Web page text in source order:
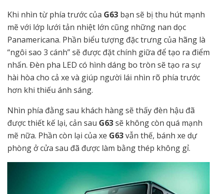
Khi nhìn từ phía trước của G63 bạn sẽ bị thu hút mạnh
mẽ với lớp lưới tản nhiệt lớn cũng những nan dọc
Panamericana. Phần biểu tượng đặc trưng của hãng là
“ngôi sao 3 cánh” sẽ được đặt chính giữa để tạo ra điểm
nhấn. Đèn pha LED có hình dáng bo tròn sẽ tạo ra sự
hài hòa cho cả xe và giúp người lái nhìn rõ phía trước
hơn khi thiếu ánh sáng.
Nhìn phía đằng sau khách hàng sẽ thấy đèn hậu đã
được thiết kế lại, cản sau G63sẽ không còn quá mạnh
mẽ nữa. Phần còn lại của xe G63vẫn thế, bánh xe dự
phòng ở cửa sau đã được làm bằng thép không gỉ.